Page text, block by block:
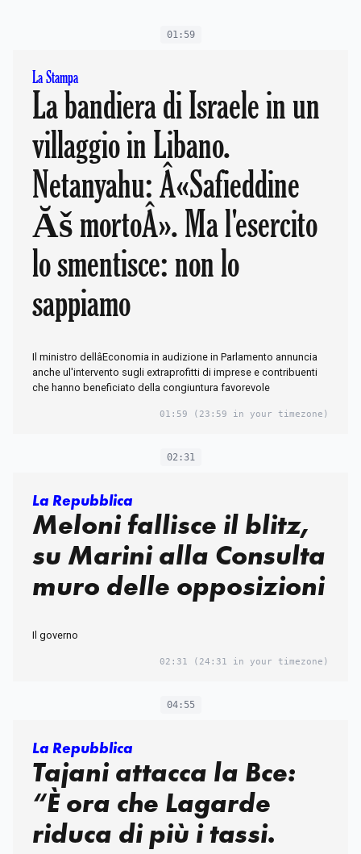
01:59
La Stampa
La bandiera di Israele in un
villaggio in Libano.
Netanyahu: Â«Safieddine
Ăš mortoÂ». Ma l'esercito
lo smentisce: non lo
sappiamo
Il ministro dellâEconomia in audizione in Parlamento annuncia
anche ul'intervento sugli extraprofitti di imprese e contribuenti
che hanno beneficiato della congiuntura favorevole
01:59 (23:59 in your timezone)
02:31
La Repubblica
Meloni fallisce il blitz,
su Marini alla Consulta
muro delle opposizioni
Il governo
02:31 (24:31 in your timezone)
04:55
La Repubblica
Tajani attacca la Bce:
“È ora che Lagarde
riduca di più i tassi.